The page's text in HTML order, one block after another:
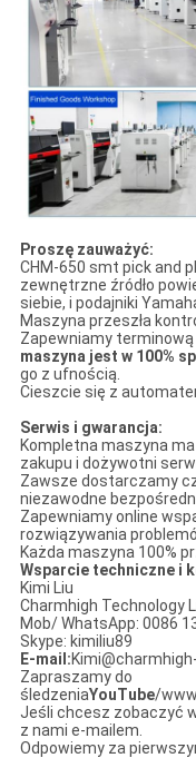
Proszę zauważyć:
CHM-650 smt pick and
zewnętrzne źródło
siebie, i podajniki
Maszyna przeszła
Zapewniamy terminową
maszyna jest w 100%
go z ufnością.
Cieszcie się z
Serwis i gwarancja:
Kompletna maszyna
zakupu i dożywotni
Zawsze dostarczamy
niezawodne
Zapewniamy online
rozwiązywania
Każda maszyna 100%
Wsparcie techniczne i
Kimi Liu
Charmhigh Technology
Mob/ WhatsApp: 0086
Skype: kimiliu89
E-mail:
Zapraszamy do
śledzeniaYouTube/
Jeśli chcesz zobaczyć
z nami e-mailem.
Odpowiemy za